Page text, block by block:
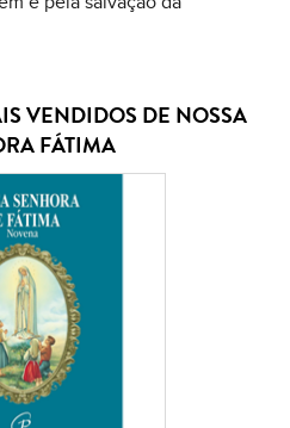
VENDIDOS DE NOSSA
FÁTIMA